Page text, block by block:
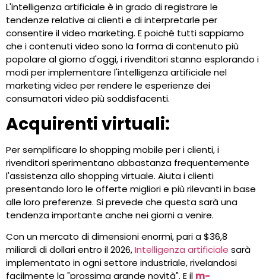
L'intelligenza artificiale è in grado di registrare le
tendenze relative ai clienti e di interpretarle per
consentire il video marketing. E poiché tutti sappiamo
che i contenuti video sono la forma di contenuto più
popolare al giorno d'oggi, i rivenditori stanno esplorando i
modi per implementare l'intelligenza artificiale nel
marketing video per rendere le esperienze dei
consumatori video più soddisfacenti.
Acquirenti virtuali:
Per semplificare lo shopping mobile per i clienti, i
rivenditori sperimentano abbastanza frequentemente
l'assistenza allo shopping virtuale. Aiuta i clienti
presentando loro le offerte migliori e più rilevanti in base
alle loro preferenze. Si prevede che questa sarà una
tendenza importante anche nei giorni a venire.
Con un mercato di dimensioni enormi, pari a $36,8
miliardi di dollari entro il 2026,Intelligenza artificiale sarà
implementato in ogni settore industriale, rivelandosi
facilmente la "prossima grande novità". E il m-